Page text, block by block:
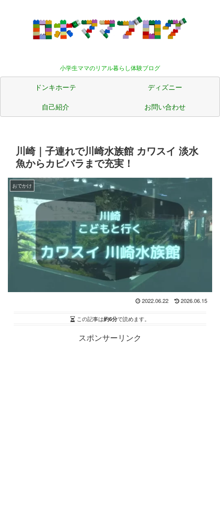
小学生ママのリアル暮らし体験ブログ
ドンキホーテ
ディズニー
自己紹介
お問い合わせ
川崎｜子連れで川崎水族館 カワスイ 淡水
魚からカピバラまで充実！
おでかけ
2022.06.22 2026.06.15
この記事は約6分で読めます。
スポンサーリンク